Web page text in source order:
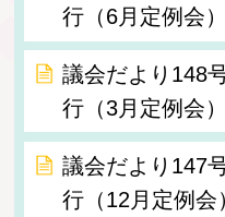
行（6月定例会）
議会だより148
行（3月定例会）
議会だより147
行（12月定例会